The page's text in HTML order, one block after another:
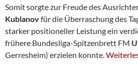
Somit sorgte zur Freude des
Kublanovfür die Überraschung des
starker positioneller Leistung ein
frühere Bundesliga-Spitzenbrett FM
Gerresheim) erzielen konnte.